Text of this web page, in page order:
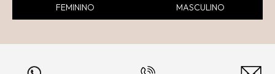
FEMININO MASCULINO